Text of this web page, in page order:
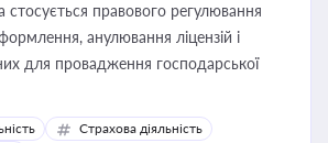
стосується правового регулювання
анулювання ліцензій і
для провадження господарської
Страхова діяльність